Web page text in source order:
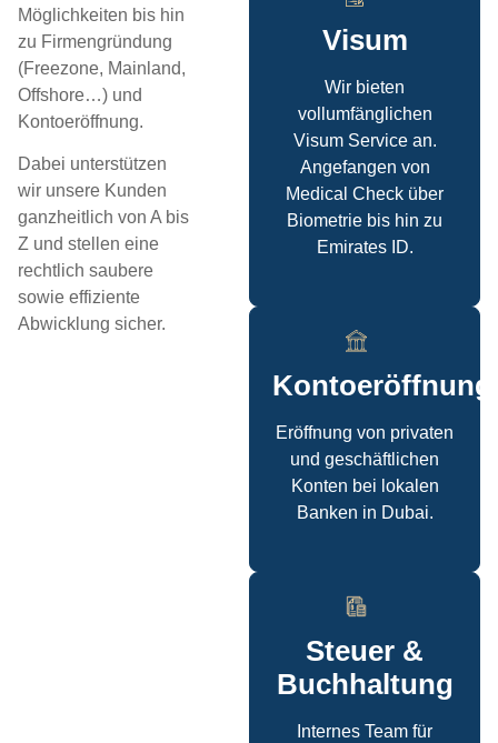
Möglichkeiten bis hin
zu Firmengründung
(Freezone, Mainland,
Offshore…) und
Kontoeröffnung.
Dabei unterstützen
wir unsere Kunden
ganzheitlich von A bis
Z und stellen eine
rechtlich saubere
sowie effiziente
Abwicklung sicher.
Visum
Wir bieten
vollumfänglichen
Visum Service an.
Angefangen von
Medical Check über
Biometrie bis hin zu
Emirates ID.
Kontoeröffnung
Eröffnung von privaten
und geschäftlichen
Konten bei lokalen
Banken in Dubai.
Steuer &
Buchhaltung
Internes Team für